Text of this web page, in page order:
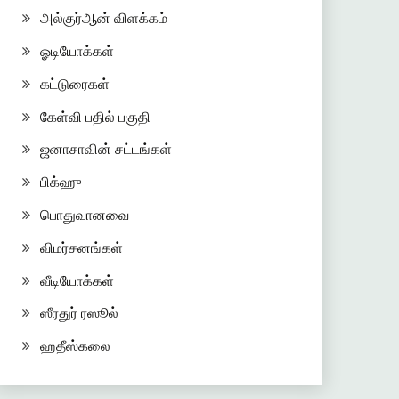
அல்குர்ஆன் விளக்கம்
ஓடியோக்கள்
கட்டுரைகள்
கேள்வி பதில் பகுதி
ஜனாசாவின் சட்டங்கள்
பிக்ஹு
பொதுவானவை
விமர்சனங்கள்
வீடியோக்கள்
ஸீரதுர் ரஸூல்
ஹதீஸ்கலை